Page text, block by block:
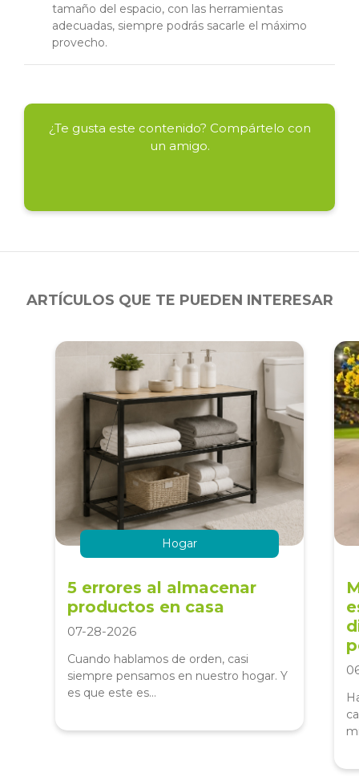
tamaño del espacio, con las herramientas
adecuadas, siempre podrás sacarle el máximo
provecho.
¿Te gusta este contenido? Compártelo con
un amigo.
ARTÍCULOS QUE TE PUEDEN INTERESAR
5 errores al almacenar
productos en casa
07-28-2026
Cuando hablamos de orden, casi
siempre pensamos en nuestro hogar. Y
es que este es...
Hogar